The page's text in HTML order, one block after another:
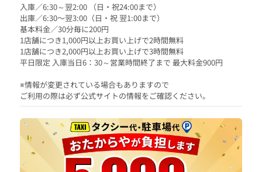
入庫／6:30～翌2:00 （日・祝24:00まで）
出庫／6:30〜翌3:00（日・祝 翌1:00まで）
基本料金／30分毎に200円
1店舗につき1,000円以上お買い上げで2時間無料
1店舗につき2,000円以上お買い上げで3時間無料
平日限定 入庫当日6：30～営業時間終了まで 最大料金900円
※情報が変更されている場合もありますので
ご利用の際は必ず公式サイトの情報をご確認ください。